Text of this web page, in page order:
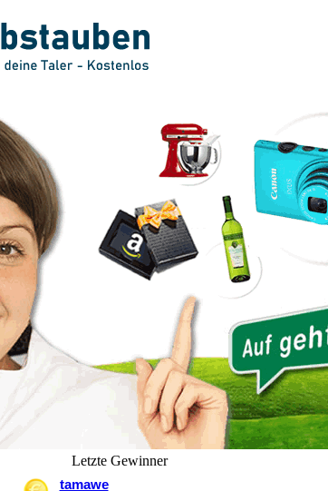
Letzte Gewinner
tamawe